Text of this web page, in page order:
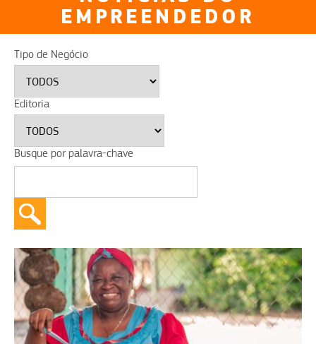
EMPREENDEDOR
Tipo de Negócio
Editoria
Busque por palavra-chave